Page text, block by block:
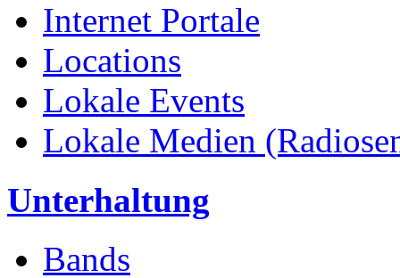
Internet Portale
Locations
Lokale Events
Lokale Medien
Unterhaltung
Bands